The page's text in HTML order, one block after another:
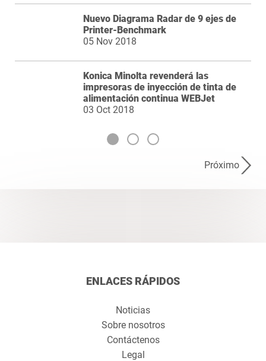
Nuevo Diagrama Radar de 9 ejes de
Printer-Benchmark
05 Nov 2018
Konica Minolta revenderá las
impresoras de inyección de tinta de
alimentación continua WEBJet
03 Oct 2018
Próximo
ENLACES RÁPIDOS
Noticias
Sobre nosotros
Contáctenos
Legal